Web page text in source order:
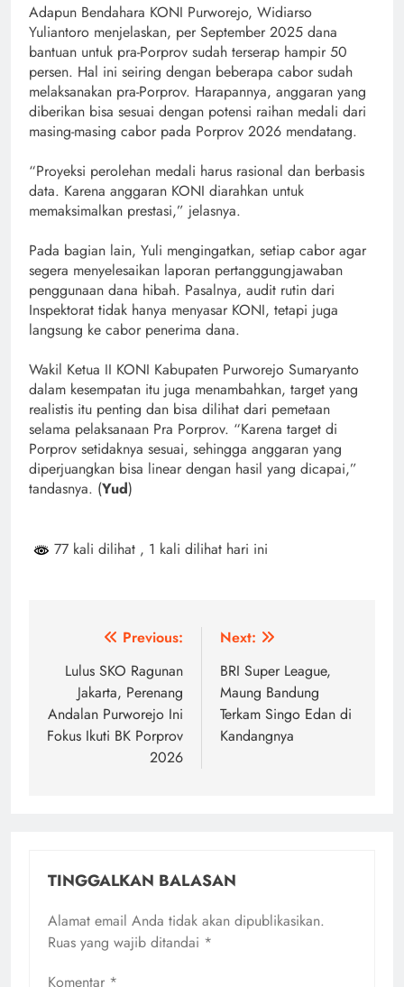
Adapun Bendahara KONI Purworejo, Widiarso
Yuliantoro menjelaskan, per September 2025 dana
bantuan untuk pra-Porprov sudah terserap hampir 50
persen. Hal ini seiring dengan beberapa cabor sudah
melaksanakan pra-Porprov. Harapannya, anggaran yang
diberikan bisa sesuai dengan potensi raihan medali dari
masing-masing cabor pada Porprov 2026 mendatang.
“Proyeksi perolehan medali harus rasional dan berbasis
data. Karena anggaran KONI diarahkan untuk
memaksimalkan prestasi,” jelasnya.
Pada bagian lain, Yuli mengingatkan, setiap cabor agar
segera menyelesaikan laporan pertanggungjawaban
penggunaan dana hibah. Pasalnya, audit rutin dari
Inspektorat tidak hanya menyasar KONI, tetapi juga
langsung ke cabor penerima dana.
Wakil Ketua II KONI Kabupaten Purworejo Sumaryanto
dalam kesempatan itu juga menambahkan, target yang
realistis itu penting dan bisa dilihat dari pemetaan
selama pelaksanaan Pra Porprov. “Karena target di
Porprov setidaknya sesuai, sehingga anggaran yang
diperjuangkan bisa linear dengan hasil yang dicapai,”
tandasnya. (Yud)
77 kali dilihat , 1 kali dilihat hari ini
Navigasi
pos
Previous:
Lulus SKO Ragunan
Jakarta, Perenang
Andalan Purworejo Ini
Fokus Ikuti BK Porprov
2026
Next:
BRI Super League,
Maung Bandung
Terkam Singo Edan di
Kandangnya
TINGGALKAN BALASAN
Alamat email Anda tidak akan dipublikasikan.
Ruas yang wajib ditandai *
Komentar *